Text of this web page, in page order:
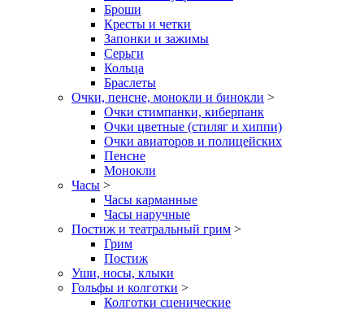
Броши
Кресты и четки
Запонки и зажимы
Серьги
Кольца
Браслеты
Очки, пенсне, монокли и бинокли >
Очки стимпанки, киберпанк
Очки цветные (стиляг и хиппи)
Очки авиаторов и полицейских
Пенсне
Монокли
Часы >
Часы карманные
Часы наручные
Постиж и театральный грим >
Грим
Постиж
Уши, носы, клыки
Гольфы и колготки >
Колготки сценические